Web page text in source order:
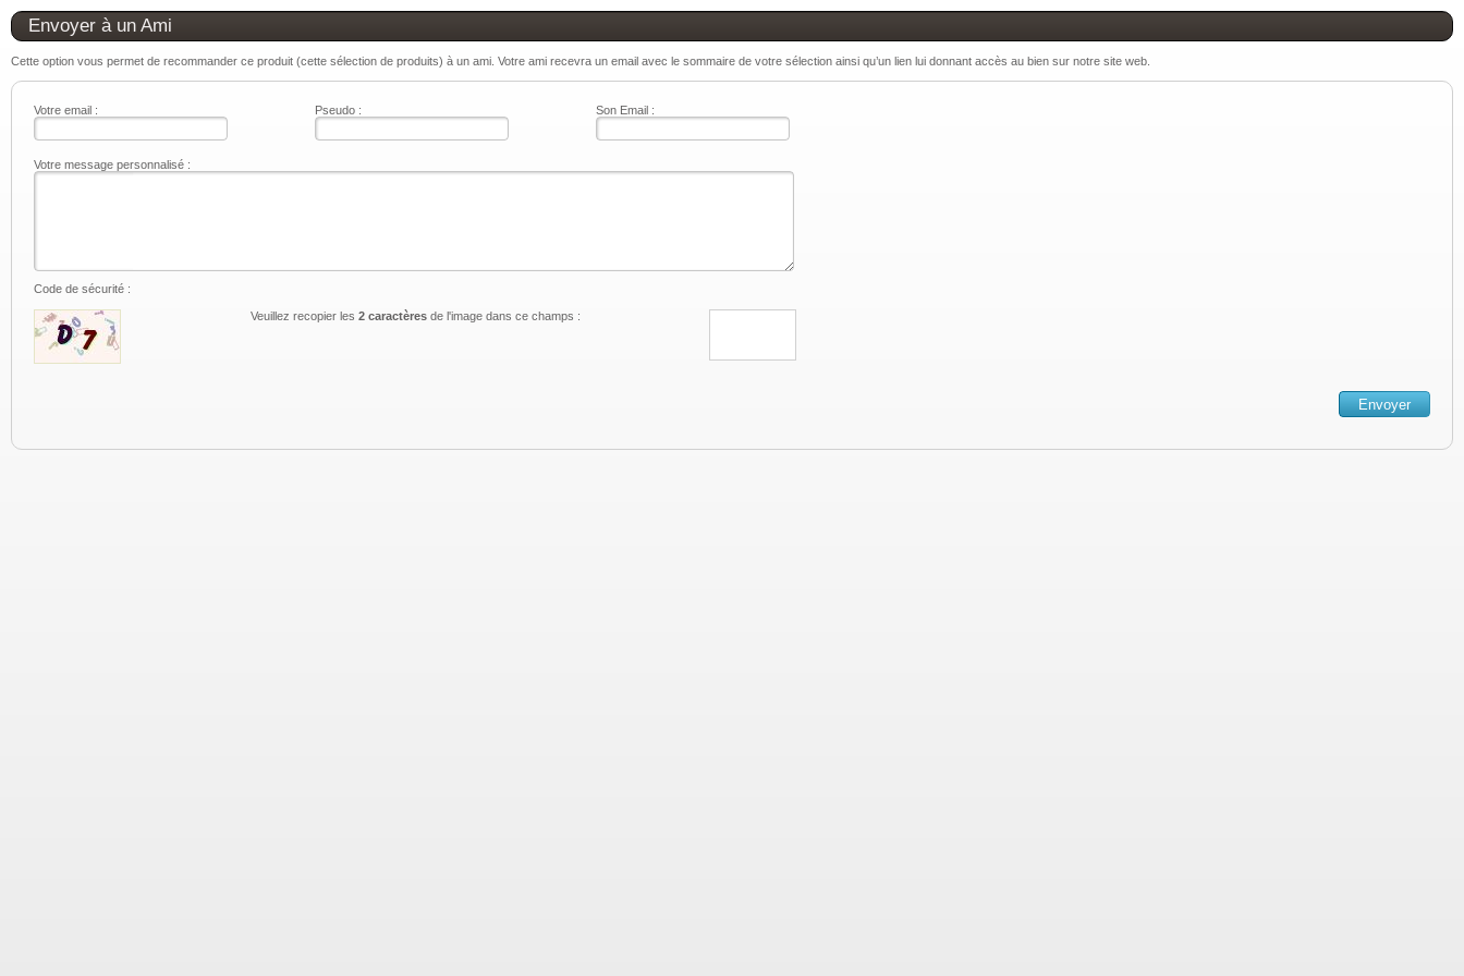
Envoyer à un Ami
Cette option vous permet de recommander ce produit (cette sélection de produits) à un ami. Votre ami recevra un email avec le sommaire de votre sélection ainsi qu’un lien lui donnant accès au bien sur notre site web.
Votre email : Pseudo : Son Email :
Votre message personnalisé :
Code de sécurité :
Veuillez recopier les 2 caractèresde l'image dans ce champs :